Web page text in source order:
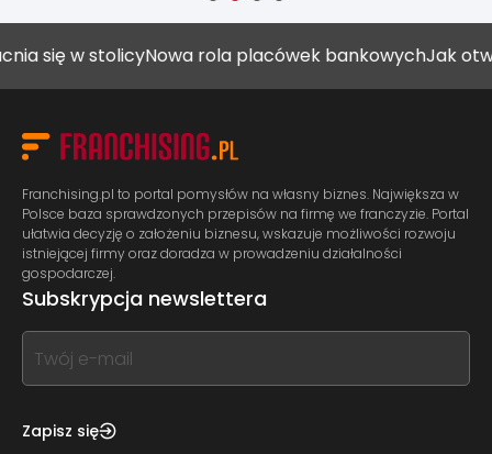
w stolicyNowa rola placówek bankowychJak
Franchising.pl to portal pomysłów na własny biznes. Największa w
Polsce baza sprawdzonych przepisów na firmę we franczyzie. Portal
ułatwia decyzję o założeniu biznesu, wskazuje możliwości rozwoju
istniejącej firmy oraz doradza w prowadzeniu działalności
gospodarczej.
Subskrypcja newslettera
If
you
this,
Zapisz się